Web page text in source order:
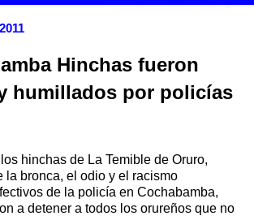
Hinchas fueron
humillados por policías
hinchas de La Temible de Oruro,
la bronca, el odio y el racismo
de la policía en Cochabamba,
a detener a todos los orureños que no